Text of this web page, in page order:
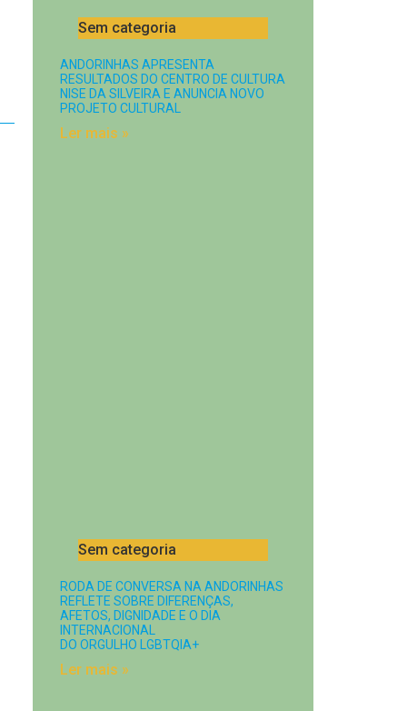
Sem categoria
ANDORINHAS APRESENTA
RESULTADOS DO CENTRO DE CULTURA
NISE DA SILVEIRA E ANUNCIA NOVO
PROJETO CULTURAL
Ler mais »
Sem categoria
RODA DE CONVERSA NA ANDORINHAS
REFLETE SOBRE DIFERENÇAS,
AFETOS, DIGNIDADE E O DIA
INTERNACIONAL
DO ORGULHO LGBTQIA+
Ler mais »